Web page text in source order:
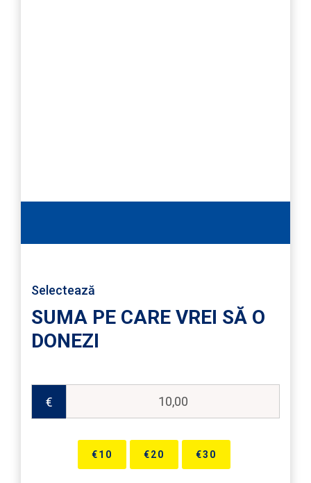
Selectează
SUMA PE CARE VREI SĂ O
DONEZI
€
€10 €20 €30